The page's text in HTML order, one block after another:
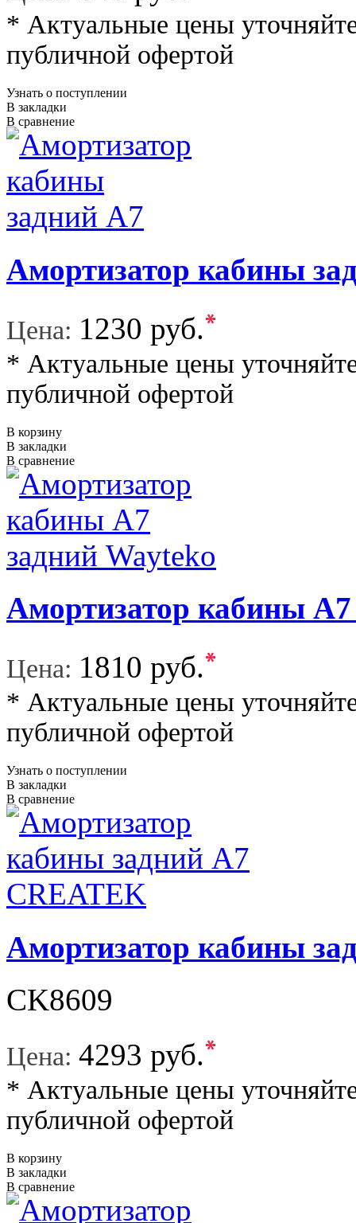
* Актуальные цены
публичной офертой
Узнать о поступлении
В закладки
В сравнение
Амортизатор кабины
Цена: 1230 руб.*
* Актуальные цены
публичной офертой
В корзину
В закладки
В сравнение
Амортизатор кабины
Цена: 1810 руб.*
* Актуальные цены
публичной офертой
Узнать о поступлении
В закладки
В сравнение
Амортизатор кабины
CK8609
Цена: 4293 руб.*
* Актуальные цены
публичной офертой
В корзину
В закладки
В сравнение